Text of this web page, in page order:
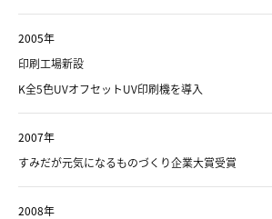
2005年
印刷工場新設
K全5色UVオフセットUV印刷機を導入
2007年
すみだが元気になるものづくり企業大賞受賞
2008年